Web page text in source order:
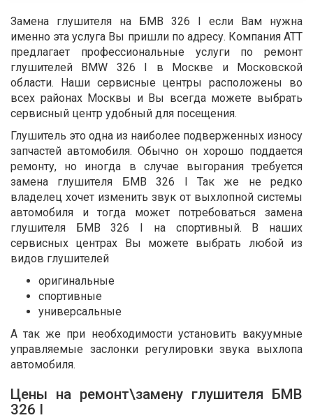
Замена глушителя на БМВ 326 I если Вам нужна
именно эта услуга Вы пришли по адресу. Компания АТТ
предлагает профессиональные услуги по ремонт
глушителей BMW 326 I в Москве и Московской
области. Наши сервисные центры расположены во
всех районах Москвы и Вы всегда можете выбрать
сервисный центр удобный для посещения.
Глушитель это одна из наиболее подверженных износу
запчастей автомобиля. Обычно он хорошо поддается
ремонту, но иногда в случае выгорания требуется
замена глушителя БМВ 326 I Так же не редко
владелец хочет изменить звук от выхлопной системы
автомобиля и тогда может потребоваться замена
глушителя БМВ 326 I на спортивный. В наших
сервисных центрах Вы можете выбрать любой из
видов глушителей
оригинальные
спортивные
универсальные
А так же при необходимости установить вакуумные
управляемые заслонки регулировки звука выхлопа
автомобиля.
Цены на ремонт\замену глушителя БМВ
326 I